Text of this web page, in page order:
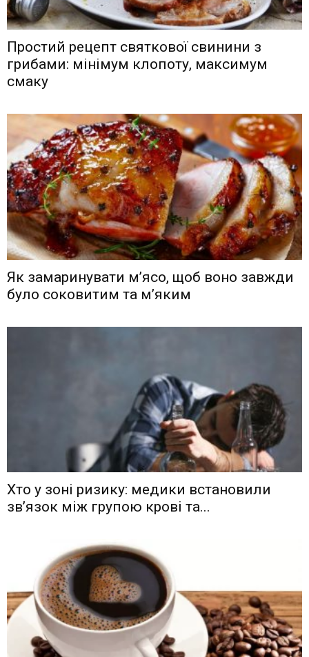
Простий рецепт святкової свинини з
грибами: мінімум клопоту, максимум
смаку
Як замаринувати м’ясо, щоб воно завжди
було соковитим та м’яким
Хто у зоні ризику: медики встановили
зв’язок між групою крові та...